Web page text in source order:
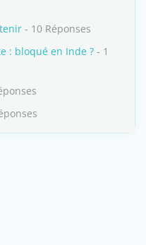
- 10 Réponses
: bloqué en Inde ? - 1